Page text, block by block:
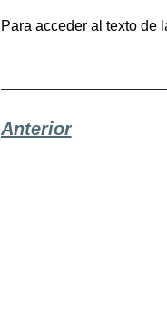
Para acceder al texto de
Anterior